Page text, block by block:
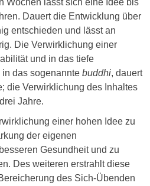
Dauert die Entwicklung über
entschieden und lässt an
Die Verwirklichung einer
und in das tiefe
das sogenannte buddhi, dauert
die Verwirklichung des Inhaltes
Jahre.
einer hohen Idee zu
der eigenen
Gesundheit und zu
Des weiteren erstrahlt diese
des Sich-Übenden